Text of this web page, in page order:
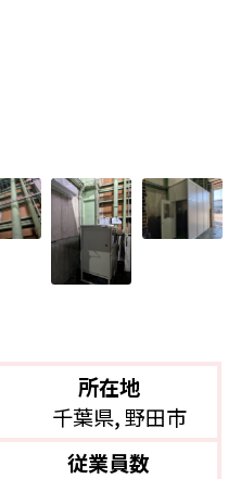
所在地
千葉県, 野田市
従業員数